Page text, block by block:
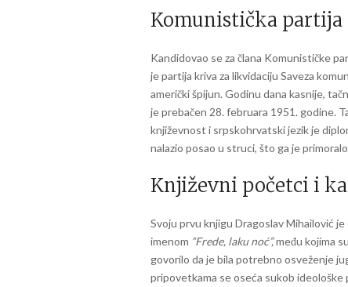
Komunistička partija
Kandidovao se za člana Komunističke
je partija kriva za likvidaciju Saveza
američki špijun. Godinu dana kasnije,
je prebačen 28. februara 1951. godine.
književnost i srpskohrvatski jezik je
nalazio posao u struci, što ga je
Književni početci i
Svoju prvu knjigu Dragoslav Mihailović
imenom “Frede, laku noć”,među kojima
govorilo da je bila potrebno osveženje
pripovetkama se oseća sukob